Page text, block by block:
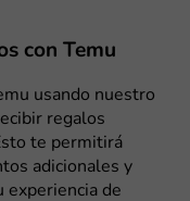
con Temu
usando nuestro
regalos
te permitirá
adicionales y
experiencia de